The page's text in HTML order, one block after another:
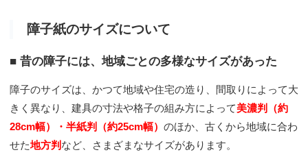
障子紙のサイズについて
■ 昔の障子には、地域ごとの多様なサイズがあった
障子のサイズは、かつて地域や住宅の造り、間取りによって大
きく異なり、建具の寸法や格子の組み方によって美濃判（約
28cm幅）・半紙判（約25cm幅） のほか、古くから地域に合わ
せた地方判 など、さまざまなサイズがあります。